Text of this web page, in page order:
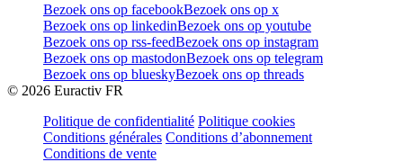
Bezoek ons op facebookBezoek ons op x
Bezoek ons op linkedinBezoek ons op youtube
Bezoek ons op rss-feedBezoek ons op instagram
Bezoek ons op mastodonBezoek ons op telegram
Bezoek ons op blueskyBezoek ons op threads
© 2026 Euractiv FR
Politique de confidentialité Politique cookies
Conditions générales Conditions d’abonnement
Conditions de vente